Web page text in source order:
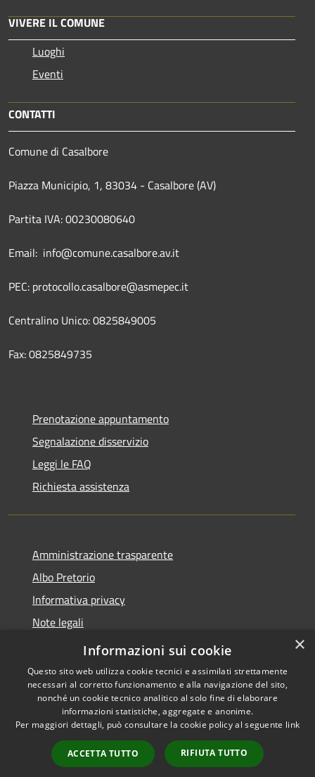
VIVERE IL COMUNE
Luoghi
Eventi
CONTATTI
Comune di Casalbore
Piazza Municipio, 1, 83034 - Casalbore (AV)
Partita IVA: 00230080640
Email: info@comune.casalbore.av.it
PEC: protocollo.casalbore@asmepec.it
Centralino Unico: 0825849005
Fax: 0825849735
Prenotazione appuntamento
Segnalazione disservizio
Leggi le FAQ
Richiesta assistenza
Amministrazione trasparente
Albo Pretorio
Informativa privacy
Note legali
Dichiarazione di accessibilità
Accessibilità
Copyright © 2026 • Comune di
Casalbore • Powered by
Municipium•
Accesso
redazione
×
Informazioni sui cookie
Questo sito web utilizza cookie tecnici e assimilati strettamente
necessari al corretto funzionamento e alla navigazione del sito,
nonché un cookie tecnico analitico al solo fine di elaborare
informazioni statistiche, aggregate e anonime.
Per maggiori dettagli, può consultare la cookie policy al seguente link
ACCETTA TUTTO RIFIUTA TUTTO